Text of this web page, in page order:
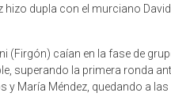
hizo dupla con el murciano
(Firgón) caían en la fase de
superando la primera ronda
y María Méndez, quedando a